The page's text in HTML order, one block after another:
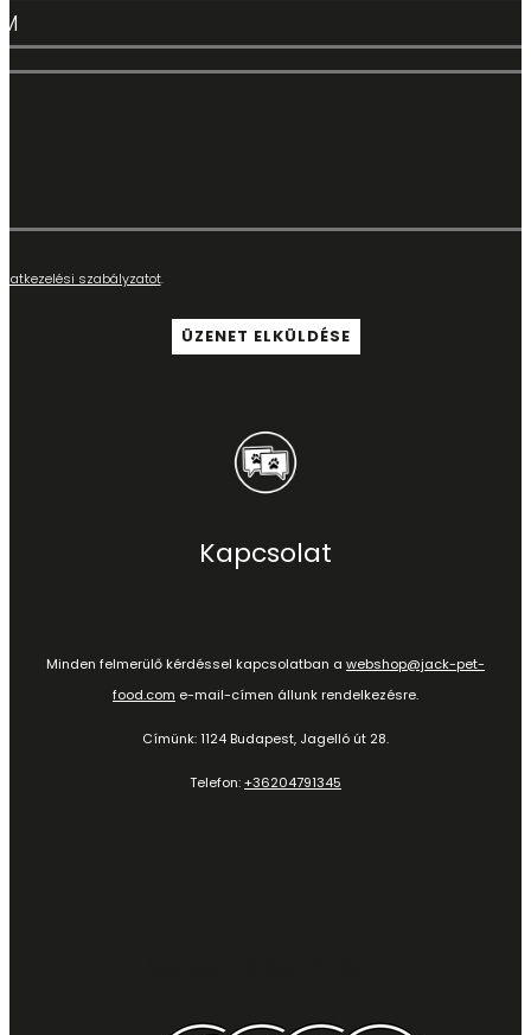
szabályzatot.
Kapcsolat
Minden felmerülő kérdéssel kapcsolatban a webshop@jack-pet-
food.com e-mail-címen állunk rendelkezésre.
Címünk: 1124 Budapest, Jagelló út 28.
Telefon:+36204791345